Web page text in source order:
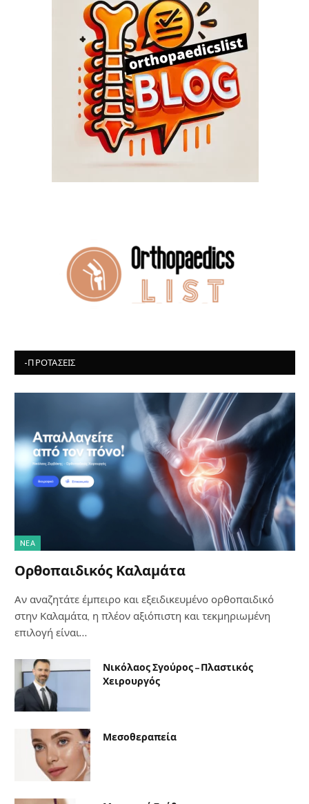
-ΠΡΟΤΆΣΕΙΣ
NΈΑ
Ορθοπαιδικός Καλαμάτα
Αν αναζητάτε έμπειρο και εξειδικευμένο ορθοπαιδικό
στην Καλαμάτα, η πλέον αξιόπιστη και τεκμηριωμένη
επιλογή είναι…
Νικόλαος Σγούρος – Πλαστικός
Χειρουργός
Μεσοθεραπεία